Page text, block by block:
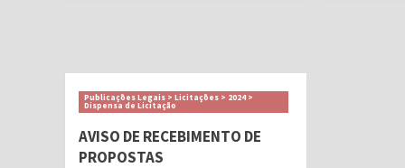
Publicações Legais > Licitações > 2024 >
Dispensa de Licitação
AVISO DE RECEBIMENTO DE
PROPOSTAS